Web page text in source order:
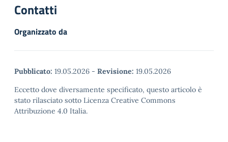
Contatti
Organizzato da
Pubblicato: 19.05.2026 - Revisione: 19.05.2026
Eccetto dove diversamente specificato, questo articolo è
stato rilasciato sotto Licenza Creative Commons
Attribuzione 4.0 Italia.